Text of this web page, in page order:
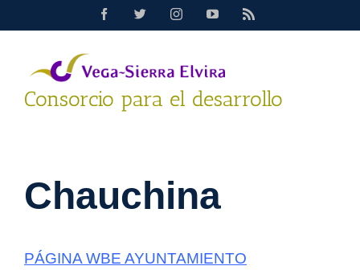
FacebookTwitterInstagramYouTubeRss
Consorcio para el desarrollo
Chauchina
PÁGINA WBE AYUNTAMIENTO